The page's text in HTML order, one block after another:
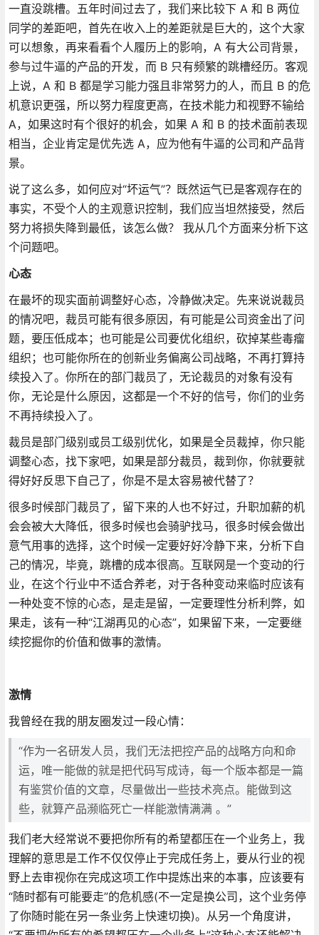
一直没跳槽。五年时间过去了，我们来比较下 A 和 B 两位
同学的差距吧，首先在收入上的差距就是巨大的，这个大家
可以想象，再来看看个人履历上的影响，A 有大公司背景，
参与过牛逼的产品的开发，而 B 只有频繁的跳槽经历。客观
上说，A 和 B 都是学习能力强且非常努力的人，而且 B 的危
机意识更强，所以努力程度更高，在技术能力和视野不输给
A，如果这时有个很好的机会，如果 A 和 B 的技术面前表现
相当，企业肯定是优先选 A，应为他有牛逼的公司和产品背
景。
说了这么多，如何应对“坏运气”？既然运气已是客观存在的
事实，不受个人的主观意识控制，我们应当坦然接受，然后
努力将损失降到最低，该怎么做？ 我从几个方面来分析下这
个问题吧。
心态
在最坏的现实面前调整好心态，冷静做决定。先来说说裁员
的情况吧，裁员可能有很多原因，有可能是公司资金出了问
题，要压低成本；也可能是公司要优化组织，砍掉某些毒瘤
组织；也可能你所在的创新业务偏离公司战略，不再打算持
续投入了。你所在的部门裁员了，无论裁员的对象有没有
你，无论是什么原因，这都是一个不好的信号，你们的业务
不再持续投入了。
裁员是部门级别或员工级别优化，如果是全员裁掉，你只能
调整心态，找下家吧，如果是部分裁员，裁到你，你就要就
得好好反思下自己了，你是不是太容易被代替了？
很多时候部门裁员了，留下来的人也不好过，升职加薪的机
会会被大大降低，很多时候也会骑驴找马，很多时候会做出
意气用事的选择，这个时候一定要好好冷静下来，分析下自
己的情况，毕竟，跳槽的成本很高。互联网是一个变动的行
业，在这个行业中不适合养老，对于各种变动来临时应该有
一种处变不惊的心态，是走是留，一定要理性分析利弊，如
果走，该有一种“江湖再见的心态”，如果留下来，一定要继
续挖掘你的价值和做事的激情。
激情
我曾经在我的朋友圈发过一段心情：
“作为一名研发人员，我们无法把控产品的战略方向和命
运，唯一能做的就是把代码写成诗，每一个版本都是一篇
有鉴赏价值的文章，尽量做出一些技术亮点。能做到这
些，就算产品濒临死亡一样能激情满满 。”
我们老大经常说不要把你所有的希望都压在一个业务上，我
理解的意思是工作不仅仅停止于完成任务上，要从行业的视
野上去审视你在完成这项工作中提炼出来的本事，应该要有
“随时都有可能要走”的危机感(不一定是换公司，这个业务停
了你随时能在另一条业务上快速切换)。从另一个角度讲，